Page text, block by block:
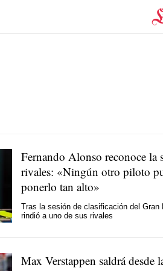
Fernando Alonso reconoce la
rivales: «Ningún otro piloto
ponerlo tan alto»
Tras la sesión de clasificación del
rindió a uno de sus rivales
Max Verstappen saldrá desde